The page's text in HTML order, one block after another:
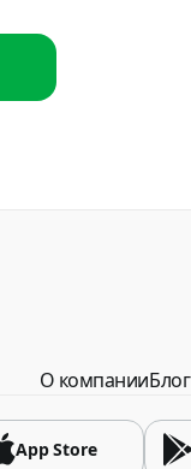
Греция
USD
О компанииБлог
App Store